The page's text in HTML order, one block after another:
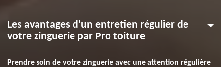
Les avantages d'un entretien régulier de
votre zinguerie par Pro toiture
Prendre soin de votre zinguerie avec une attention régulière